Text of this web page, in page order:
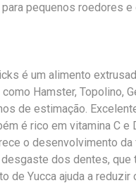
pequenos roedores e
é um alimento
Hamster, Topolino,
de estimação.
é rico em vitamina C e
o desenvolvimento
dos dentes,
de Yucca ajuda a